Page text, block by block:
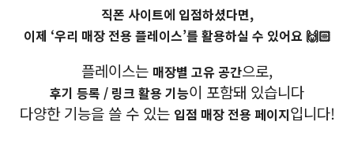
직폰 사이트에 입점하셨다면,
이제 ‘우리 매장 전용 플레이스’를 활용하실 수 있어요 🙌🏻
플레이스는 매장별 고유 공간으로,
후기 등록 / 링크 활용 기능이 포함돼 있습니다
다양한 기능을 쓸 수 있는 입점 매장 전용 페이지입니다!